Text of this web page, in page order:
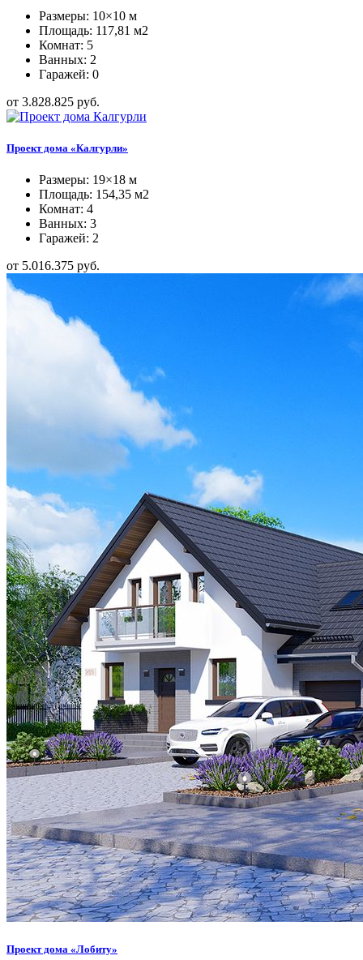
Размеры: 10×10 м
Площадь: 117,81 м2
Комнат: 5
Ванных: 2
Гаражей: 0
от 3.828.825 руб.
Проект дома «Калгурли»
Размеры: 19×18 м
Площадь: 154,35 м2
Комнат: 4
Ванных: 3
Гаражей: 2
от 5.016.375 руб.
Проект дома «Лобиту»